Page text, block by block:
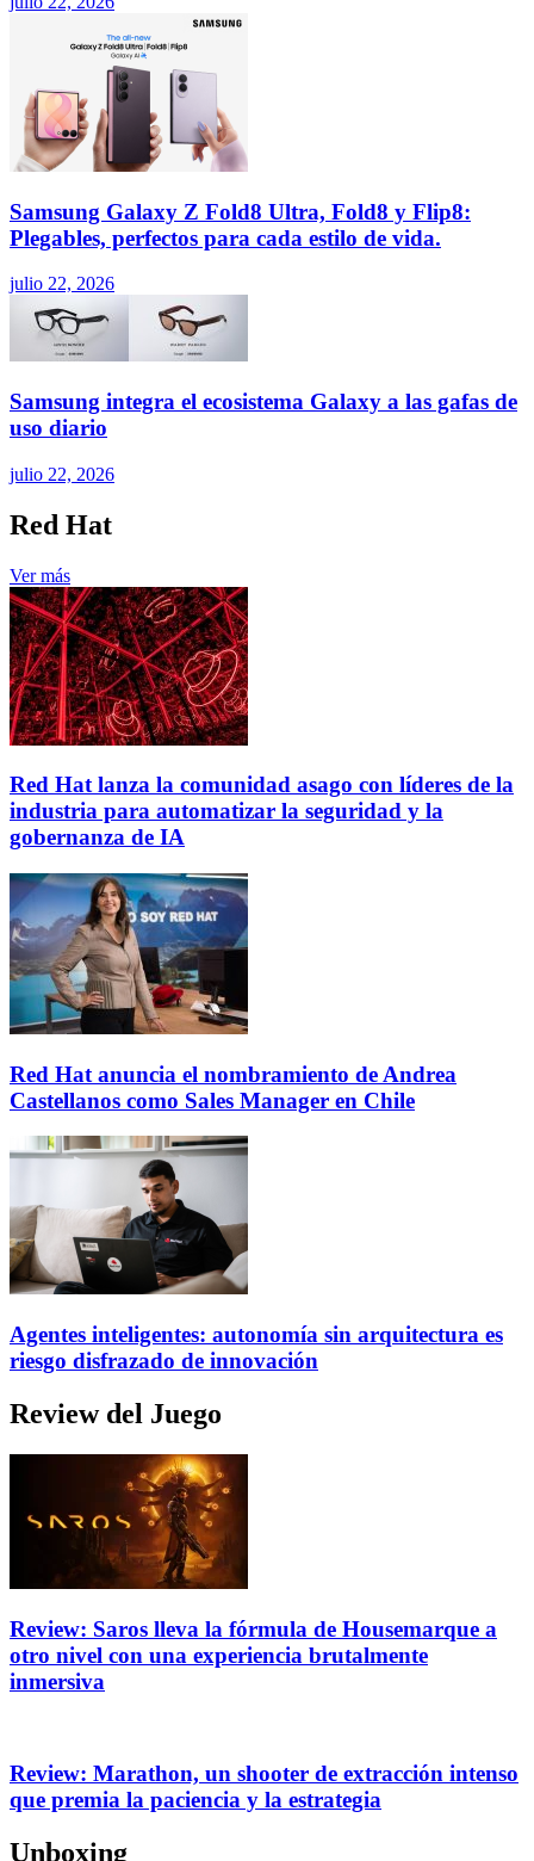
Samsung Galaxy Z Fold8 Ultra, Fold8 y Flip8:
Plegables, perfectos para cada estilo de vida.
julio 22, 2026
Samsung integra el ecosistema Galaxy a las gafas de
uso diario
julio 22, 2026
Red Hat
Ver más
Red Hat lanza la comunidad asago con líderes de la
industria para automatizar la seguridad y la
gobernanza de IA
Red Hat anuncia el nombramiento de Andrea
Castellanos como Sales Manager en Chile
Agentes inteligentes: autonomía sin arquitectura es
riesgo disfrazado de innovación
Review del Juego
Review: Saros lleva la fórmula de Housemarque a
otro nivel con una experiencia brutalmente
inmersiva
Review: Marathon, un shooter de extracción intenso
que premia la paciencia y la estrategia
Unboxing